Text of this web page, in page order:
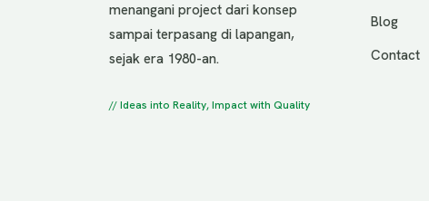
menangani project dari konsep
sampai terpasang di lapangan,
sejak era 1980-an.
// Ideas into Reality, Impact with Quality
Blog
Contact